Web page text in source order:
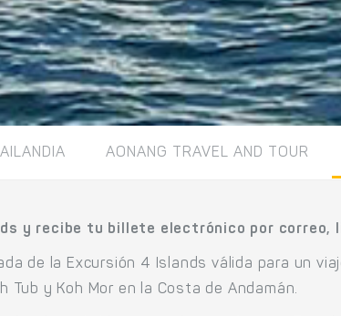
AONANG TRAVEL AND TOUR
y recibe tu billete electrónico por correo,
de la Excursión 4 Islands válida para un
Tub y Koh Mor en la Costa de Andamán.